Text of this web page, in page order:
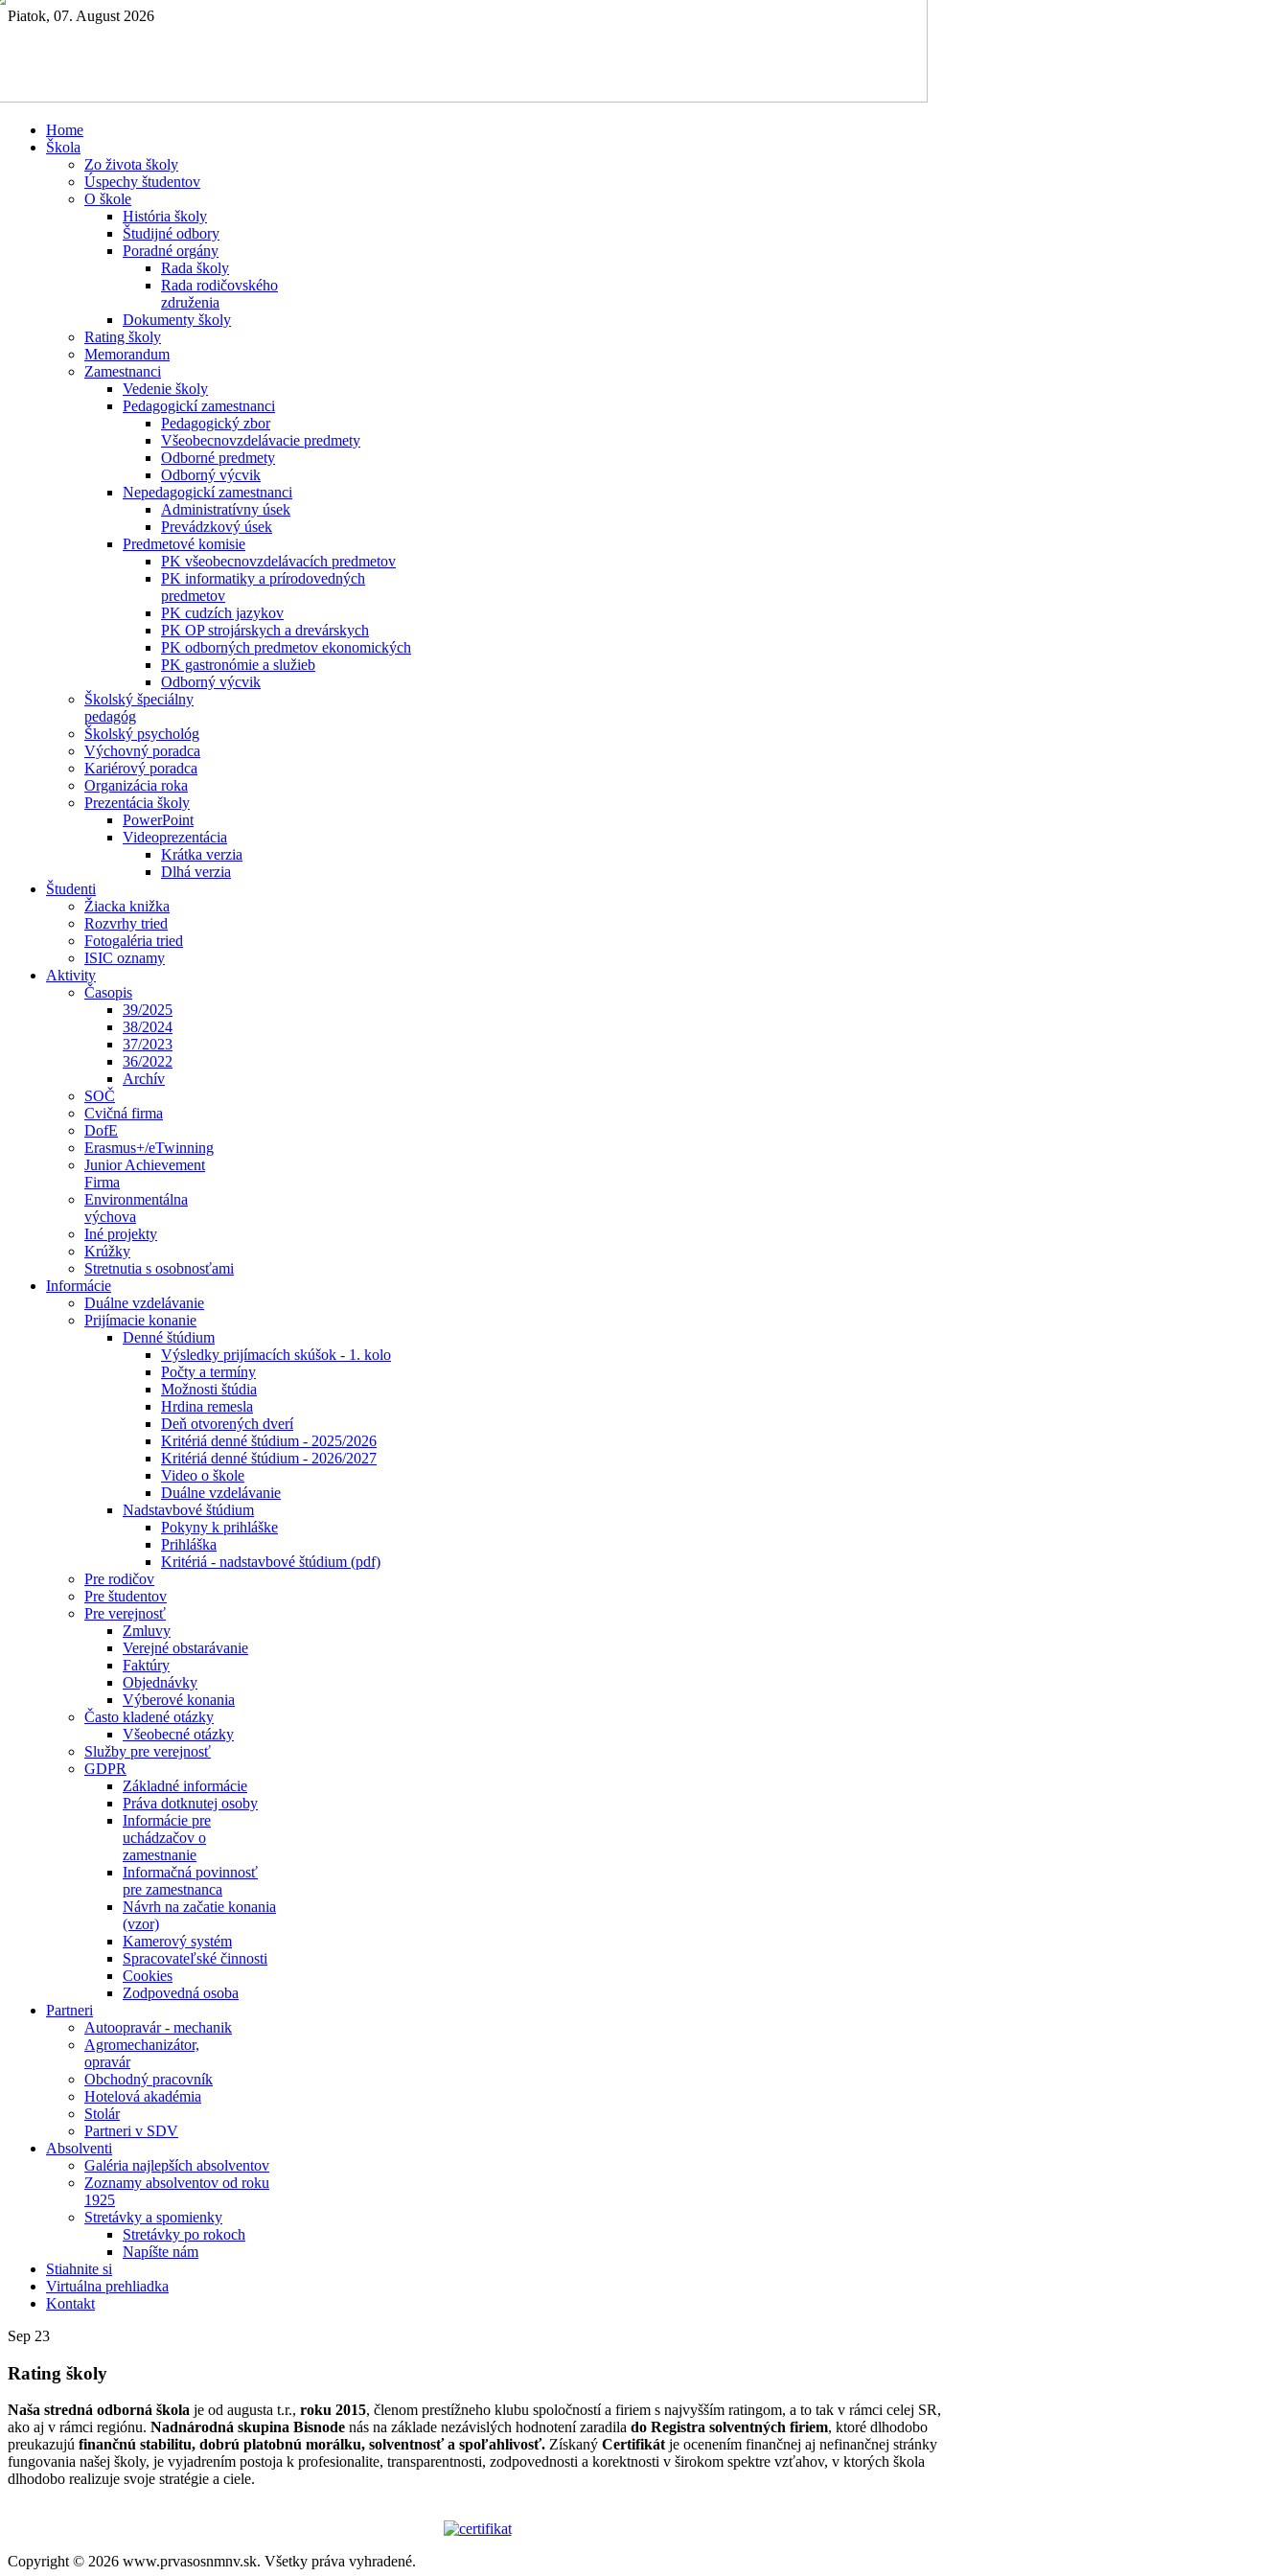
Piatok, 07. August 2026
Home
Škola
Zo života školy
Úspechy študentov
O škole
História školy
Študijné odbory
Poradné orgány
Rada školy
Rada rodičovského
združenia
Dokumenty školy
Rating školy
Memorandum
Zamestnanci
Vedenie školy
Pedagogickí zamestnanci
Pedagogický zbor
Všeobecnovzdelávacie predmety
Odborné predmety
Odborný výcvik
Nepedagogickí zamestnanci
Administratívny úsek
Prevádzkový úsek
Predmetové komisie
PK všeobecnovzdelávacích predmetov
PK informatiky a prírodovedných
predmetov
PK cudzích jazykov
PK OP strojárskych a drevárskych
PK odborných predmetov ekonomických
PK gastronómie a služieb
Odborný výcvik
Školský špeciálny
pedagóg
Školský psychológ
Výchovný poradca
Kariérový poradca
Organizácia roka
Prezentácia školy
PowerPoint
Videoprezentácia
Krátka verzia
Dlhá verzia
Študenti
Žiacka knižka
Rozvrhy tried
Fotogaléria tried
ISIC oznamy
Aktivity
Časopis
39/2025
38/2024
37/2023
36/2022
Archív
SOČ
Cvičná firma
DofE
Erasmus+/eTwinning
Junior Achievement
Firma
Environmentálna
výchova
Iné projekty
Krúžky
Stretnutia s osobnosťami
Informácie
Duálne vzdelávanie
Prijímacie konanie
Denné štúdium
Výsledky prijímacích skúšok - 1. kolo
Počty a termíny
Možnosti štúdia
Hrdina remesla
Deň otvorených dverí
Kritériá denné štúdium - 2025/2026
Kritériá denné štúdium - 2026/2027
Video o škole
Duálne vzdelávanie
Nadstavbové štúdium
Pokyny k prihláške
Prihláška
Kritériá - nadstavbové štúdium (pdf)
Pre rodičov
Pre študentov
Pre verejnosť
Zmluvy
Verejné obstarávanie
Faktúry
Objednávky
Výberové konania
Často kladené otázky
Všeobecné otázky
Služby pre verejnosť
GDPR
Základné informácie
Práva dotknutej osoby
Informácie pre
uchádzačov o
zamestnanie
Informačná povinnosť
pre zamestnanca
Návrh na začatie konania
(vzor)
Kamerový systém
Spracovateľské činnosti
Cookies
Zodpovedná osoba
Partneri
Autoopravár - mechanik
Agromechanizátor,
opravár
Obchodný pracovník
Hotelová akadémia
Stolár
Partneri v SDV
Absolventi
Galéria najlepších absolventov
Zoznamy absolventov od roku
1925
Stretávky a spomienky
Stretávky po rokoch
Napíšte nám
Stiahnite si
Virtuálna prehliadka
Kontakt
Sep 23
Rating školy
Naša stredná odborná škola je od augusta t.r., roku 2015, členom prestížneho klubu spoločností a firiem s najvyšším ratingom, a to tak v rámci celej SR,
ako aj v rámci regiónu. Nadnárodná skupina Bisnode nás na základe nezávislých hodnotení zaradila do Registra solventných firiem, ktoré dlhodobo
preukazujú finančnú stabilitu, dobrú platobnú morálku, solventnosť a spoľahlivosť. Získaný Certifikátje ocenením finančnej aj nefinančnej stránky
fungovania našej školy, je vyjadrením postoja k profesionalite, transparentnosti, zodpovednosti a korektnosti v širokom spektre vzťahov, v ktorých škola
dlhodobo realizuje svoje stratégie a ciele.
Copyright © 2026 www.prvasosnmnv.sk. Všetky práva vyhradené.